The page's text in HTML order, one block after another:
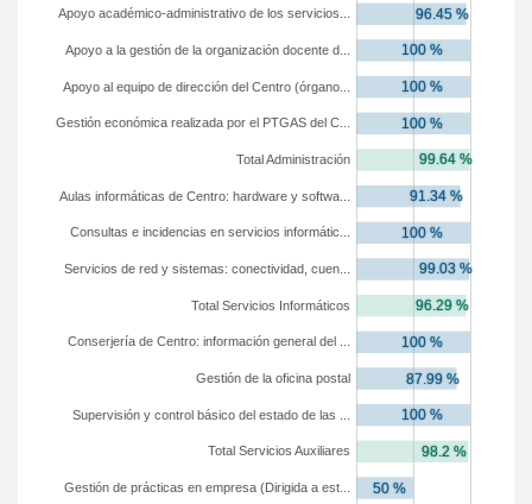
Gestión de prácticas en empresa (Dirigida a est...
Total Servicios Auxiliares
Supervisión y control básico del estado de las ...
Gestión de la oficina postal
Conserjería de Centro: información general del ...
Total Servicios Informáticos
Servicios de red y sistemas: conectividad, cuen...
Consultas e incidencias en servicios informátic...
Aulas informáticas de Centro: hardware y softwa...
Total Administración
Gestión económica realizada por el PTGAS del C...
Apoyo al equipo de dirección del Centro (órgano...
Apoyo a la gestión de la organización docente d...
Apoyo académico-administrativo de los servicios...